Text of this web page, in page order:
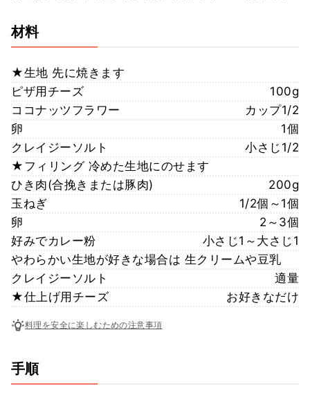
材料
★生地 先に焼きます
ピザ用チーズ
100g
ココナッツフラワー
カップ1/2
卵
1個
クレイジーソルト
小さじ1/2
★フィリング 冷めた生地にのせます
ひき肉(合挽きまたは豚肉)
200g
玉ねぎ
1/2個～1個
卵
2～3個
好みでカレー粉
小さじ1～大さじ1
やわらかい生地が好きな場合は 生クリームや豆乳
クレイジーソルト
適量
★仕上げ用チーズ
お好きなだけ
料理を安全に楽しむための注意事項
手順